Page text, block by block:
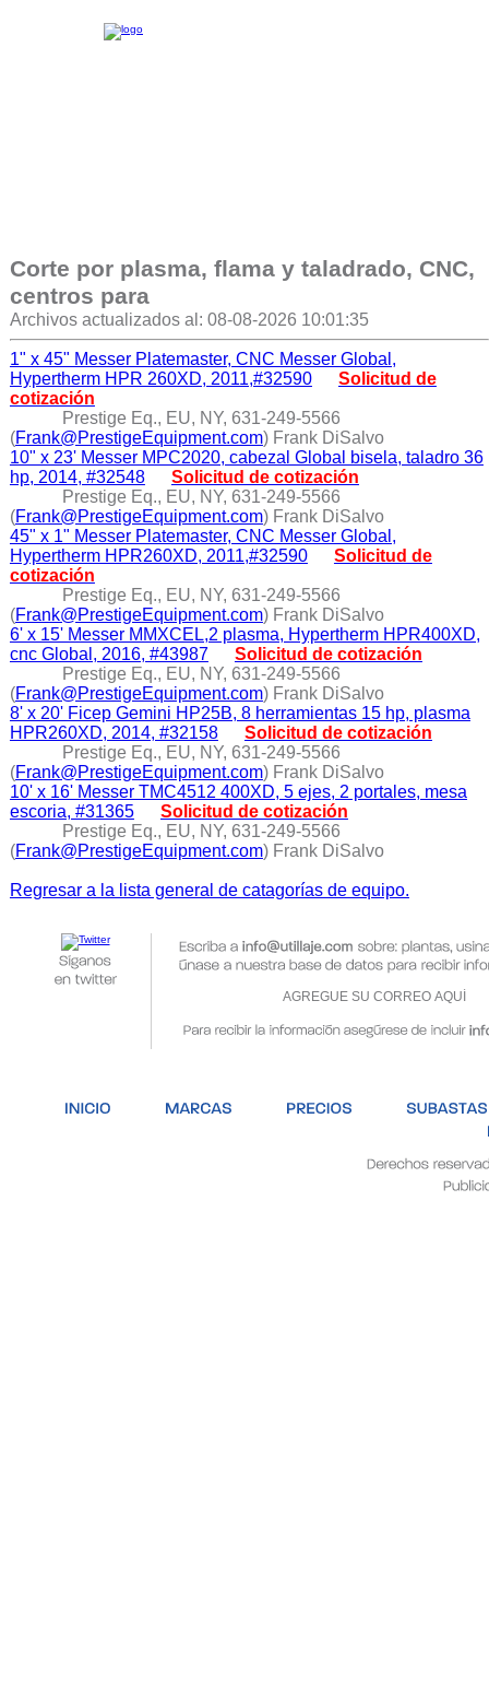
Corte por plasma, flama y taladrado, CNC,
centros para
Archivos actualizados al: 08-08-2026 10:01:35
1" x 45" Messer Platemaster, CNC Messer Global,
Hypertherm HPR 260XD, 2011,#32590
Solicitud de
cotización
Prestige Eq., EU, NY, 631-249-5566
(Frank@PrestigeEquipment.com) Frank DiSalvo
10" x 23' Messer MPC2020, cabezal Global bisela, taladro 36
hp, 2014, #32548
Solicitud de cotización
Prestige Eq., EU, NY, 631-249-5566
(Frank@PrestigeEquipment.com) Frank DiSalvo
45" x 1" Messer Platemaster, CNC Messer Global,
Hypertherm HPR260XD, 2011,#32590
Solicitud de
cotización
Prestige Eq., EU, NY, 631-249-5566
(Frank@PrestigeEquipment.com) Frank DiSalvo
6' x 15' Messer MMXCEL,2 plasma, Hypertherm HPR400XD,
cnc Global, 2016, #43987
Solicitud de cotización
Prestige Eq., EU, NY, 631-249-5566
(Frank@PrestigeEquipment.com) Frank DiSalvo
8' x 20' Ficep Gemini HP25B, 8 herramientas 15 hp, plasma
HPR260XD, 2014, #32158
Solicitud de cotización
Prestige Eq., EU, NY, 631-249-5566
(Frank@PrestigeEquipment.com) Frank DiSalvo
10' x 16' Messer TMC4512 400XD, 5 ejes, 2 portales, mesa
escoria, #31365
Solicitud de cotización
Prestige Eq., EU, NY, 631-249-5566
(Frank@PrestigeEquipment.com) Frank DiSalvo
Regresar a la lista general de catagorías de equipo.